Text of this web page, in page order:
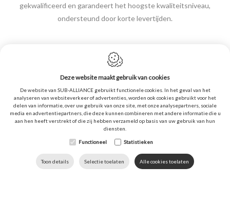
gekwalificeerd en garandeert het hoogste kwaliteitsniveau,
ondersteund door korte levertijden.
Cookie policy
Geheimhouding
Sitemap
Algemene verkoopvoorwaarden
Webdesign by IDcreation ©2020
Deze website maakt gebruik van cookies
De website van SUB-ALLIANCE gebruikt functionele cookies. In het geval van het
analyseren van websiteverkeer of advertenties, worden ook cookies gebruikt voor het
delen van informatie, over uw gebruik van onze site, met onze analysepartners, sociale
media en advertentiepartners, die deze kunnen combineren met andere informatie die u
aan hen heeft verstrekt of die zij hebben verzameld op basis van uw gebruik van hun
diensten.
Functioneel Statistieken
Toon details Selectie toelaten Alle cookies toelaten
DOWNLOADS TAAL HOME BEL ONS